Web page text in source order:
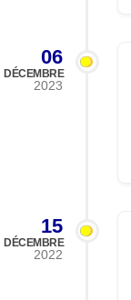
06
DÉCEMBRE
2023
15
DÉCEMBRE
2022